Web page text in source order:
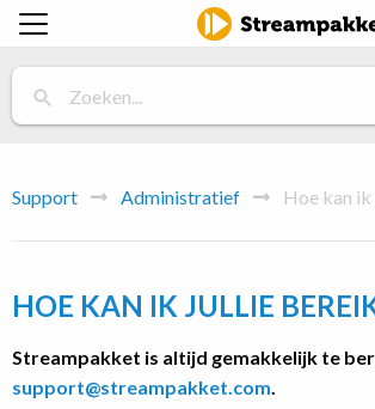
Support Administratief Hoe kan
HOE KAN IK JULLIE
Streampakket is altijd gemakkelijk te
support@streampakket.com.